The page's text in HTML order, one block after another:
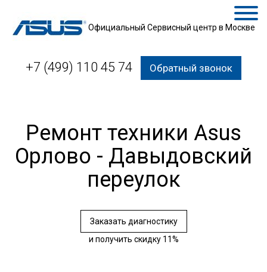
Официальный Сервисный центр в Москве
+7 (499) 110 45 74 Обратный звонок
Ремонт техники Asus
Орлово - Давыдовский
переулок
Заказать диагностику
и получить скидку 11%